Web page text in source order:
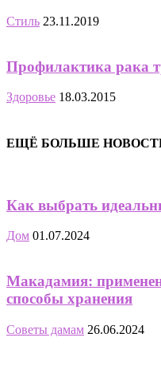
Стиль 23.11.2019
Профилактика рака
Здоровье 18.03.2015
ЕЩЁ БОЛЬШЕ
Как выбрать
Дом 01.07.2024
Макадамия:
способы хранения
Советы дамам 26.06.2024